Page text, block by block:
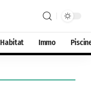
Habitat Immo